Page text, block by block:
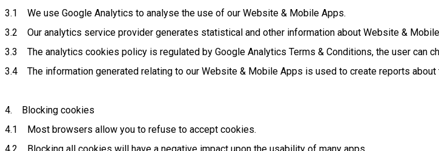
3.1 We use Google Analytics to analyse the use of our Website & Mobile Apps.
3.2 Our analytics service provider generates statistical and other information about Website &
3.3 The analytics cookies policy is regulated by Google Analytics Terms & Conditions, the user can
3.4 The information generated relating to our Website & Mobile Apps is used to create reports about
4. Blocking cookies
4.1 Most browsers allow you to refuse to accept cookies.